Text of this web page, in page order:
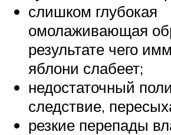
слишком глубокая
омолаживающая
результате чего
яблони слабеет;
недостаточный
следствие,
резкие перепады